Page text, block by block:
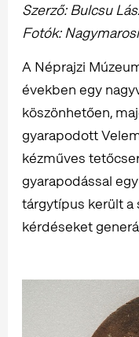
Szerző: Bulcsu
Fotók:
A Néprajzi
években egy
köszönhetően,
gyarapodott
kézműves
gyarapodással
tárgytípus került a
kérdéseket